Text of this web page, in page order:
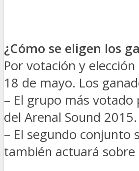
¿Cómo se eligen los
Por votación y
18 de mayo. Los
– El grupo más
del Arenal Sound 2015.
– El segundo conjunto
también actuará sobre